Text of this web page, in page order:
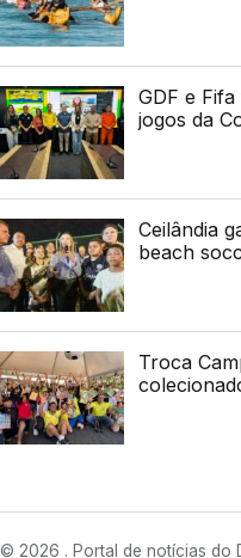
GDF e
jogos da
Ceilândia
beach
Troca
© 2026 . Portal de notícias do